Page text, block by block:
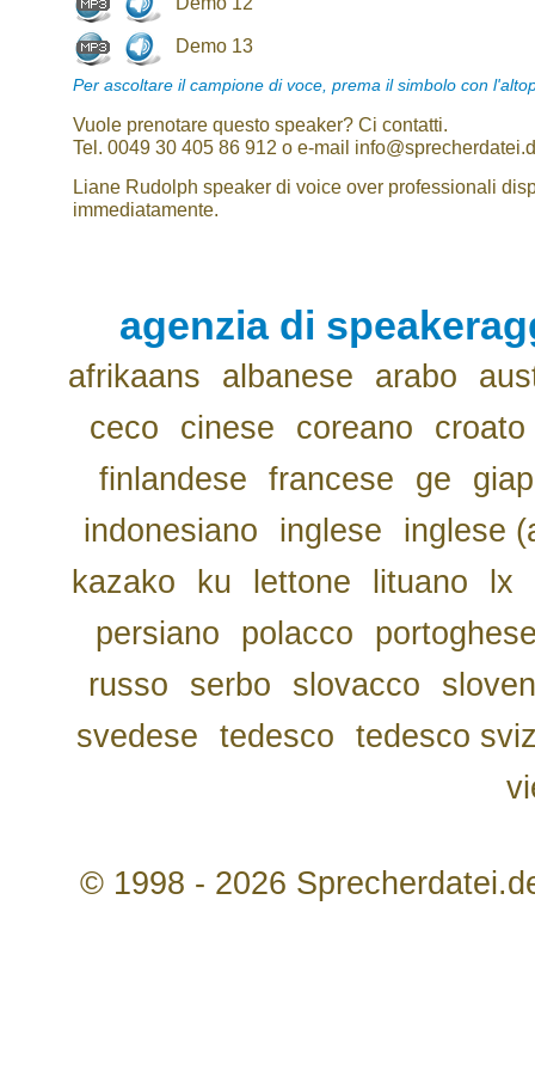
Demo 13
Per ascoltare il campione di voce, prema il simbolo con
Vuole prenotare questo speaker? Ci contatti.
Tel. 0049 30 405 86 912 o e-mail
Liane Rudolph speaker di voice over professionali
immediatamente.
agenzia di
afrikaans albanese arabo
ceco
cinese coreano
croato
finlandese
francese ge
indonesiano
inglese
inglese
kazako
ku lettone lituano lx
persiano
polacco
russo
serbo slovacco
svedese
tedesco
tedesco
© 1998 - 2026